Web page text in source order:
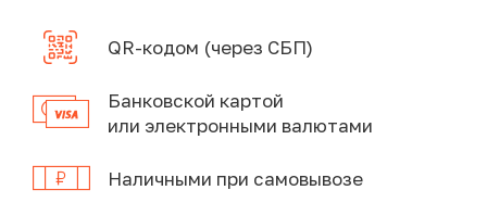
QR-кодом (через СБП)
Банковской картой
или электронными валютами
Наличными при самовывозе